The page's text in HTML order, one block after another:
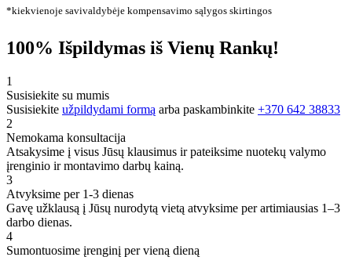
*kiekvienoje savivaldybėje kompensavimo sąlygos skirtingos
100% Išpildymas iš Vienų Rankų!
1
Susisiekite su mumis
Susisiekite užpildydami formą arba paskambinkite +370 642 38833
2
Nemokama konsultacija
Atsakysime į visus Jūsų klausimus ir pateiksime nuotekų valymo
įrenginio ir montavimo darbų kainą.
3
Atvyksime per 1-3 dienas
Gavę užklausą į Jūsų nurodytą vietą atvyksime per artimiausias 1–3
darbo dienas.
4
Sumontuosime įrenginį per vieną dieną